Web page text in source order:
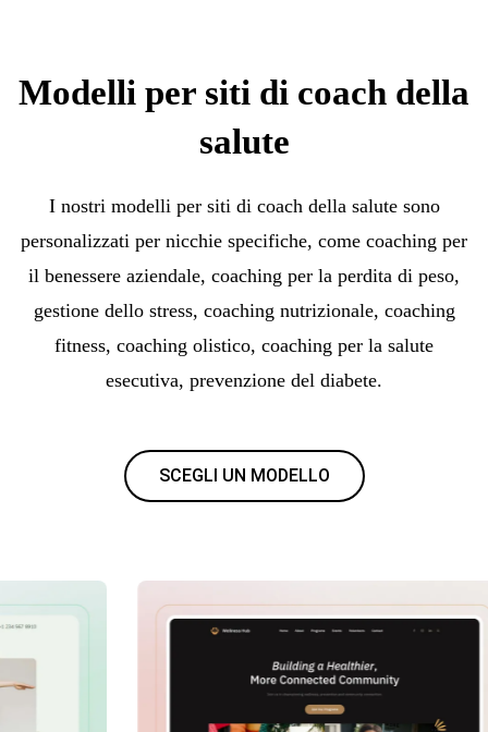
Modelli per siti di coach della
salute
I nostri modelli per siti di coach della salute sono
personalizzati per nicchie specifiche, come coaching per
il benessere aziendale, coaching per la perdita di peso,
gestione dello stress, coaching nutrizionale, coaching
fitness, coaching olistico, coaching per la salute
esecutiva, prevenzione del diabete.
SCEGLI UN MODELLO